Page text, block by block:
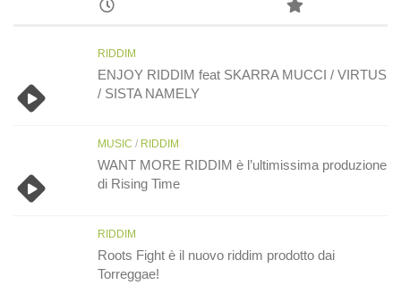
RIDDIM
ENJOY RIDDIM feat SKARRA MUCCI / VIRTUS
/ SISTA NAMELY
MUSIC / RIDDIM
WANT MORE RIDDIM è l’ultimissima produzione
di Rising Time
RIDDIM
Roots Fight è il nuovo riddim prodotto dai
Torreggae!